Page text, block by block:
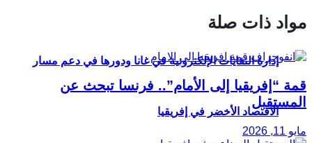
إدارة النفايات الإلكترونية في غانا ودورها في دعم مسار
الاقتصاد الأخضر في إفريقيا
مواد ذات صلة
قمة “إفريقيا إلى الأمام”.. فرنسا تبحث عن
المستقبل
مايو 11, 2026